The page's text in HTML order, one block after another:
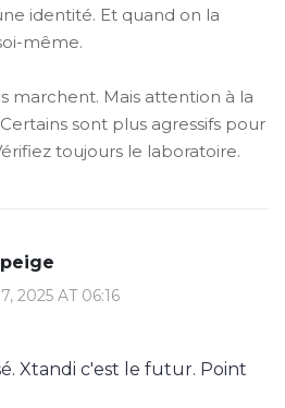
identité. Et quand on la
même.
marchent. Mais attention à la
sont plus agressifs pour
toujours le laboratoire.
2025 AT 06:16
Xtandi c'est le futur. Point